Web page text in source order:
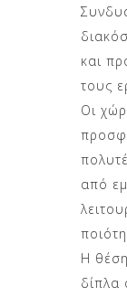
και
τους
Οι
από
Η
δίπλα